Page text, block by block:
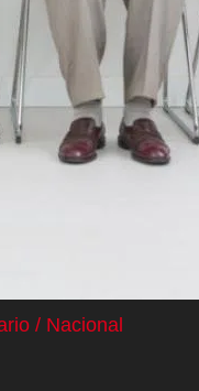
/ Nacional